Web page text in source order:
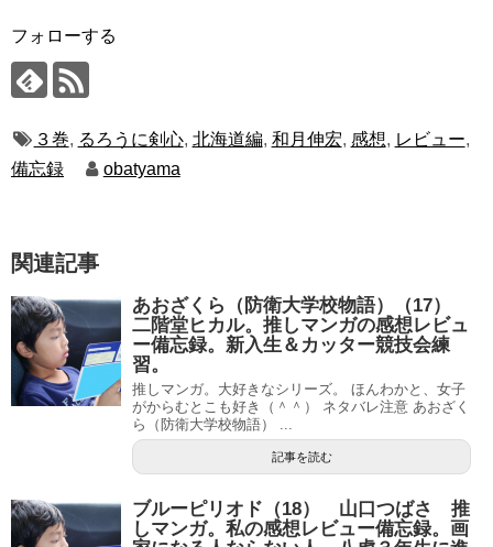
フォローする
３巻, るろうに剣心, 北海道編, 和月伸宏, 感想, レビュー,
備忘録
obatyama
関連記事
あおざくら（防衛大学校物語）（17）
二階堂ヒカル。推しマンガの感想レビュ
ー備忘録。新入生＆カッター競技会練
習。
推しマンガ。大好きなシリーズ。 ほんわかと、女子
がからむとこも好き（＾＾） ネタバレ注意 あおざく
ら（防衛大学校物語） ...
記事を読む
ブルーピリオド（18） 山口つばさ 推
しマンガ。私の感想レビュー備忘録。画